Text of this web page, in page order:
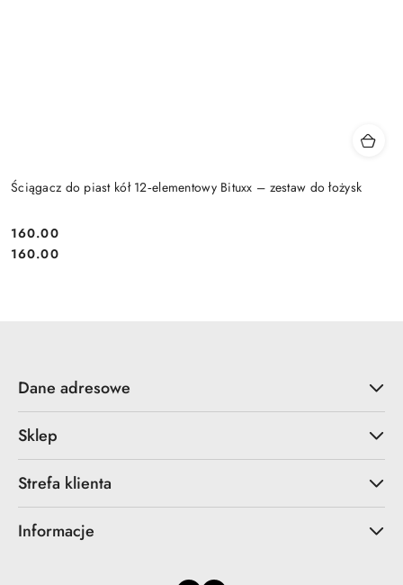
Ściągacz do piast kół 12‑elementowy Bituxx – zestaw do łożysk
Cena:
160.00
Cena:
160.00
Dane adresowe
Sklep
Strefa klienta
Informacje